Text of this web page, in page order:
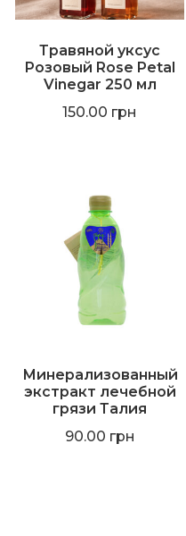
Травяной уксус
Розовый Rose Petal
Vinegar 250 мл
150.00 грн
Минерализованный
экстракт лечебной
грязи Талия
90.00 грн